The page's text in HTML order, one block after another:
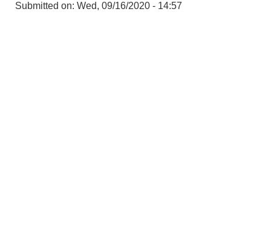
Submitted on: Wed, 09/16/2020 - 14:57